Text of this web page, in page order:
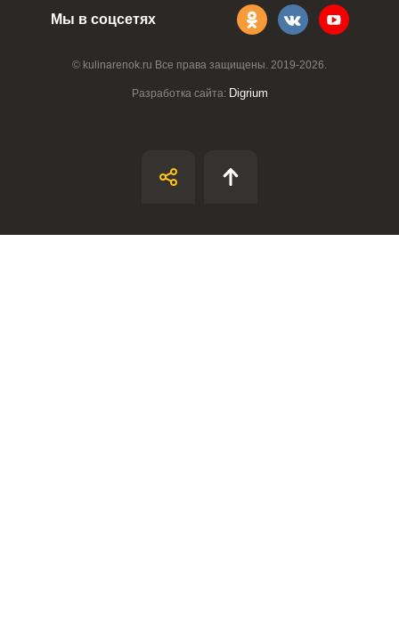
© kulinarenok.ru Все права защищены. 2019-2026.
Разработка сайта: Digrium
Мы в соцсетях
Войдите